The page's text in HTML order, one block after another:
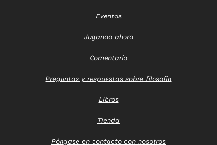
Eventos
Jugando ahora
Comentario
Preguntas y respuestas sobre filosofía
Libros
Tienda
Póngase en contacto con nosotros